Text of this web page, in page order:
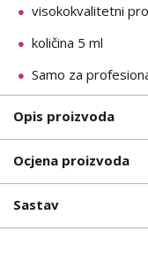
visokokvalitetni
količina 5 ml
Samo za
Opis proizvoda
Ocjena proizvoda
Sastav